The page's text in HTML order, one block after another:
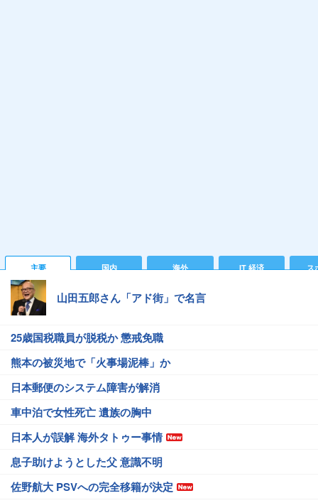
主要 国内 海外 IT 経済 ス
山田五郎さん「アド街」で名言
25歳国税職員が脱税か 懲戒免職
熊本の被災地で「火事場泥棒」か
日本郵便のシステム障害が解消
車中泊で女性死亡 遺族の胸中
日本人が誤解 海外タトゥー事情
息子助けようとした父 意識不明
佐野航大 PSVへの完全移籍が決定